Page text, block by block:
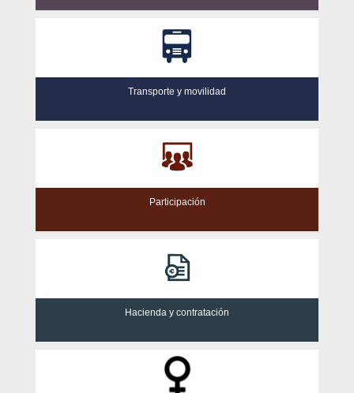
Transporte y movilidad
Participación
Hacienda y contratación